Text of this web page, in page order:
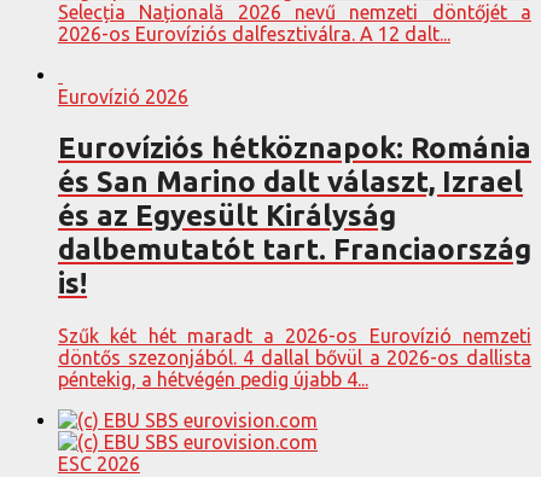
Selecția Națională 2026 nevű nemzeti döntőjét a
2026-os Eurovíziós dalfesztiválra. A 12 dalt...
Eurovízió 2026
Eurovíziós hétköznapok: Románia
és San Marino dalt választ, Izrael
és az Egyesült Királyság
dalbemutatót tart. Franciaország
is!
Szűk két hét maradt a 2026-os Eurovízió nemzeti
döntős szezonjából. 4 dallal bővül a 2026-os dallista
péntekig, a hétvégén pedig újabb 4...
ESC 2026